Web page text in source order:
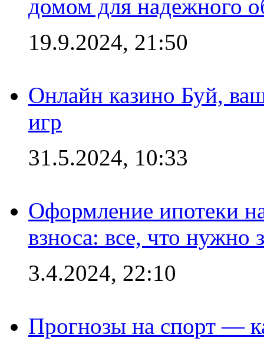
домом для надежного
19.9.2024, 21:50
Онлайн казино Буй,
игр
31.5.2024, 10:33
Оформление ипотеки
взноса: все, что нужно
3.4.2024, 22:10
Прогнозы на спорт —